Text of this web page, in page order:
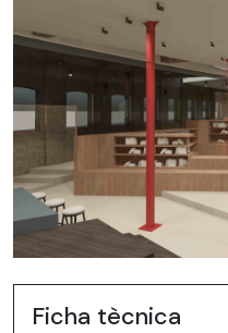
Ficha tècnica